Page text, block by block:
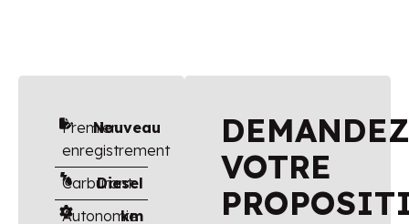
Premier
enregistrement
Nouveau
Carburant
Diesel
Autonomie
km
DEMANDEZ
VOTRE